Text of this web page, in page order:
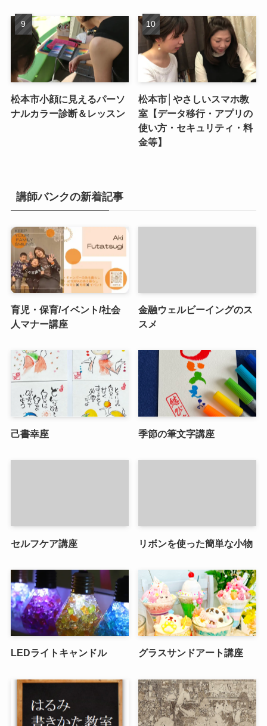
松本市小顔に見えるパーソ
ナルカラー診断＆レッスン
松本市│やさしいスマホ教
室【データ移行・アプリの
使い方・セキュリティ・料
金等】
講師バンクの新着記事
育児・保育/イベント/社会
人マナー講座
金融ウェルビーイングのス
スメ
己書幸座 季節の筆文字講座
セルフケア講座 リボンを使った簡単な小物
LEDライトキャンドル グラスサンドアート講座